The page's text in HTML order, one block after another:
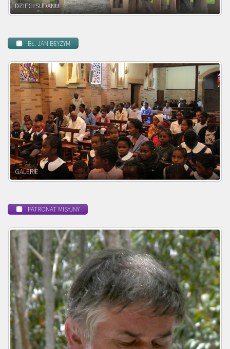
DZIECI ZAMBII
BŁ. JAN BEYZYM
POWOŁANIE MISYJNE
PATRONAT MISYJNY